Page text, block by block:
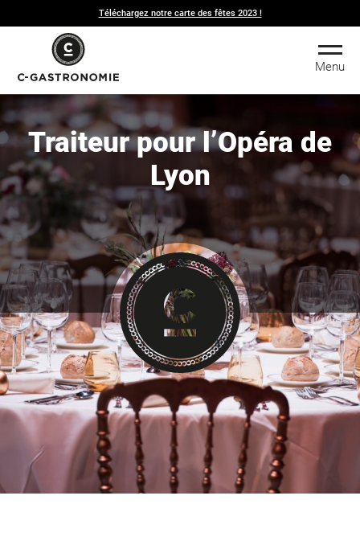
Téléchargez notre carte des fêtes 2023 !
Menu
Traiteur pour l’Opéra de
Lyon